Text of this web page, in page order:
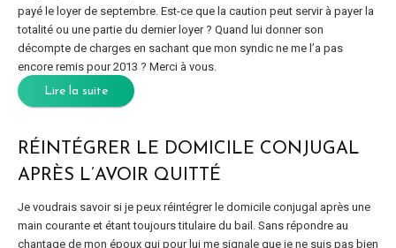
payé le loyer de septembre. Est-ce que la caution peut servir à payer la
totalité ou une partie du dernier loyer ? Quand lui donner son
décompte de charges en sachant que mon syndic ne me l’a pas
encore remis pour 2013 ? Merci à vous.
Lire la suite
RÉINTÉGRER LE DOMICILE CONJUGAL
APRÈS L’AVOIR QUITTÉ
Je voudrais savoir si je peux réintégrer le domicile conjugal après une
main courante et étant toujours titulaire du bail. Sans répondre au
chantage de mon époux qui pour lui me signale que je ne suis pas bien